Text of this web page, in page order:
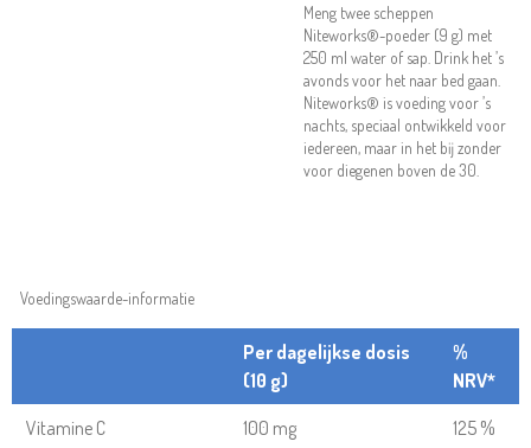
Meng twee scheppen
Niteworks®-poeder (9 g) met
250 ml water of sap. Drink het ’s
avonds voor het naar bed gaan.
Niteworks® is voeding voor ’s
nachts, speciaal ontwikkeld voor
iedereen, maar in het bĳ zonder
voor diegenen boven de 30.
Voedingswaarde-informatie
Per dagelijkse dosis
(10 g)
%
NRV*
Vitamine C
100 mg 125 %